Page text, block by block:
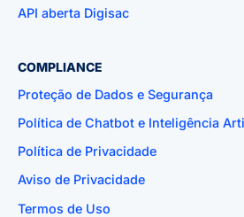
API aberta Digisac
COMPLIANCE
Proteção de Dados e Segurança
Política de Chatbot e Inteligência
Política de Privacidade
Aviso de Privacidade
Termos de Uso